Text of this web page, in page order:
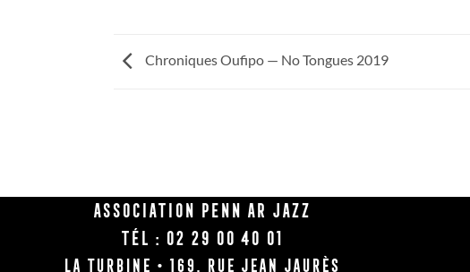
Chroniques Oufipo — No Tongues 2019
Association Penn Ar Jazz
Tél : 02 29 00 40 01
La Turbine • 169, rue Jean Jaurès